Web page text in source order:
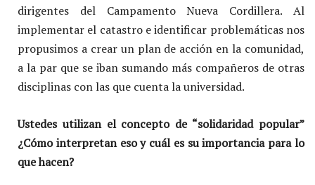
dirigentes del Campamento Nueva Cordillera. Al
implementar el catastro e identificar problemáticas nos
propusimos a crear un plan de acción en la comunidad,
a la par que se iban sumando más compañeros de otras
disciplinas con las que cuenta la universidad.
Ustedes utilizan el concepto de “solidaridad popular”
¿Cómo interpretan eso y cuál es su importancia para lo
que hacen?